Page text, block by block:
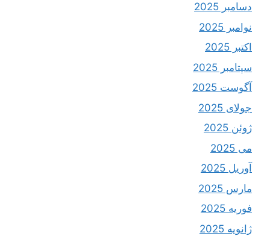
دسامبر 2025
نوامبر 2025
اکتبر 2025
سپتامبر 2025
آگوست 2025
جولای 2025
ژوئن 2025
می 2025
آوریل 2025
مارس 2025
فوریه 2025
ژانویه 2025